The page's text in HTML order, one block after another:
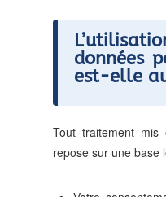
données
est-elle
Tout traitement mis
repose sur une base